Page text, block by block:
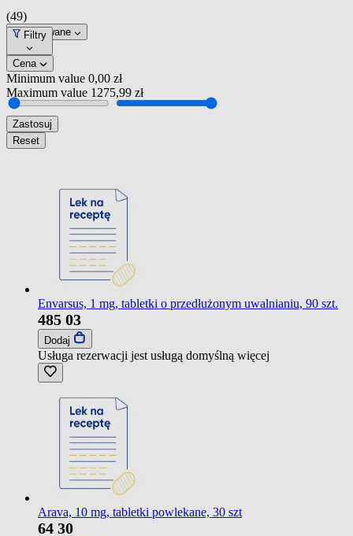
(49)
Dopasowane
Filtry
Cena
Minimum value 0,00 zł
Maximum value 1275,99 zł
Zastosuj
Reset
Envarsus, 1 mg, tabletki o przedłużonym uwalnianiu, 90 szt.
485 03
Dodaj
Usługa rezerwacji jest usługą domyślną więcej
Arava, 10 mg, tabletki powlekane, 30 szt
64 30